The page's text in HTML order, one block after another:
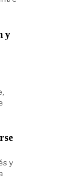
y
y